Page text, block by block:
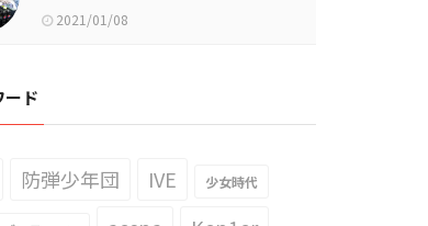
2021/01/08
ード
防弾少年団 IVE 少女時代